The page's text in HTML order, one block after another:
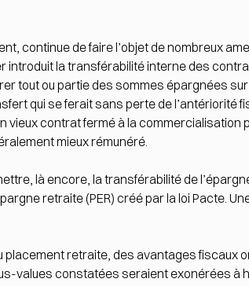
continue de faire l’objet de nombreux
la transférabilité interne des
tout ou partie des sommes épargnées
qui se ferait sans perte de l’antériorité
contrat fermé à la commercialisation
mieux rémunéré.
là encore, la transférabilité de
retraite (PER) créé par la loi Pacte.
retraite, des avantages fiscaux
values constatées seraient exonérées à